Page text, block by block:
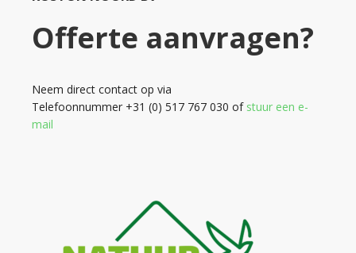
Offerte aanvragen?
Neem direct contact op via
Telefoonnummer +31 (0) 517 767 030 of stuur een e-
mail